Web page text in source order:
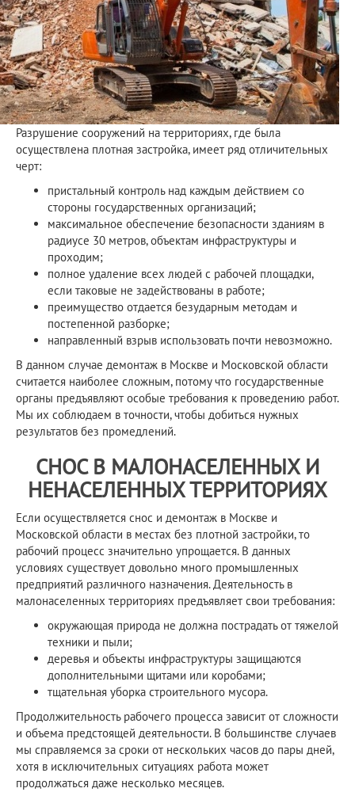
Разрушение сооружений на территориях, где была
осуществлена плотная застройка, имеет ряд отличительных
черт:
пристальный контроль над каждым действием со
стороны государственных организаций;
максимальное обеспечение безопасности зданиям в
радиусе 30 метров, объектам инфраструктуры и
проходим;
полное удаление всех людей с рабочей площадки,
если таковые не задействованы в работе;
преимущество отдается безударным методам и
постепенной разборке;
направленный взрыв использовать почти невозможно.
В данном случае демонтаж в Москве и Московской области
считается наиболее сложным, потому что государственные
органы предъявляют особые требования к проведению работ.
Мы их соблюдаем в точности, чтобы добиться нужных
результатов без промедлений.
СНОС В МАЛОНАСЕЛЕННЫХ И
НЕНАСЕЛЕННЫХ ТЕРРИТОРИЯХ
Если осуществляется снос и демонтаж в Москве и
Московской области в местах без плотной застройки, то
рабочий процесс значительно упрощается. В данных
условиях существует довольно много промышленных
предприятий различного назначения. Деятельность в
малонаселенных территориях предъявляет свои требования:
окружающая природа не должна пострадать от тяжелой
техники и пыли;
деревья и объекты инфраструктуры защищаются
дополнительными щитами или коробами;
тщательная уборка строительного мусора.
Продолжительность рабочего процесса зависит от сложности
и объема предстоящей деятельности. В большинстве случаев
мы справляемся за сроки от нескольких часов до пары дней,
хотя в исключительных ситуациях работа может
продолжаться даже несколько месяцев.